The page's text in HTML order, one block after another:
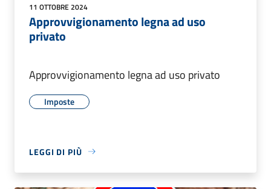
11 OTTOBRE 2024
Approvvigionamento legna ad uso
privato
Approvvigionamento legna ad uso privato
Imposte
LEGGI DI PIÙ